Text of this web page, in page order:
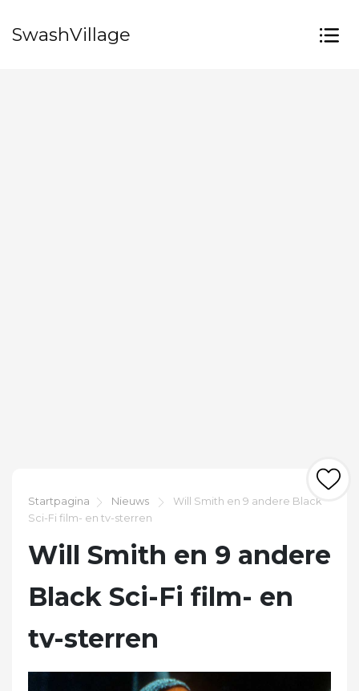
SwashVillage
Startpagina Nieuws
Will Smith en 9 andere Black
Sci-Fi film- en tv-sterren
Will Smith en 9 andere
Black Sci-Fi film- en
tv-sterren